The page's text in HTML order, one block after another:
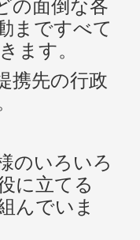
の面倒な各
まですべて
ます。
携先の行政
のいろいろ
に立てる
んでいま